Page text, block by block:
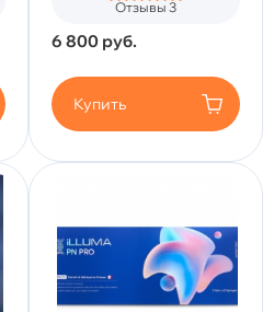
Отзывы 3
6 800 руб.
Купить